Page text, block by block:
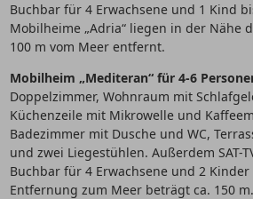
Buchbar für 4 Erwachsene und 1 Kind
Mobilheime „Adria“ liegen in der Nähe
100 m vom Meer entfernt.
Mobilheim „Mediteran“ für 4-6
Doppelzimmer, Wohnraum mit
Küchenzeile mit Mikrowelle und
Badezimmer mit Dusche und WC,
und zwei Liegestühlen. Außerdem SAT-
Buchbar für 4 Erwachsene und 2 Kinder
Entfernung zum Meer beträgt ca. 150 m.